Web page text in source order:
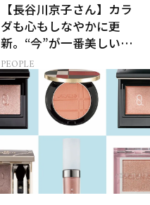
【長谷川京子さん】カラ
ダも心もしなやかに更
新。“今”が一番美しい
［特別画像集］
PEOPLE